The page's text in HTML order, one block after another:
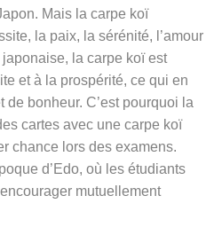
Mais la carpe koï
la paix, la sérénité, l’amour
la carpe koï est
et à la prospérité, ce qui en
bonheur. C’est pourquoi la
cartes avec une carpe koï
chance lors des examens.
d’Edo, où les étudiants
mutuellement